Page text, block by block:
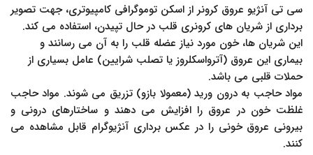
سی تی آنژیو عروق کرونر از اسکن توموگرافی کامپیوتری، جهت تصویر
برداری از شریان های کرونری قلب در حال تپیدن، استفاده می کند.
این شریان ها، خون مورد نیاز عضله قلب را به آن می رسانند و
بیماری این عروق (آترواسکلروز یا تصلب شرایین) عامل بسیاری از
حملات قلبی می باشد.
مواد حاجب به درون ورید (معمولا بازو) تزریق می شوند. مواد حاجب
غلظت خون در عروق را افزایش می دهند و ساختارهای درونی و
بیرونی عروق خونی را در عکس برداری آنژیوگرام قابل مشاهده می
کنند.